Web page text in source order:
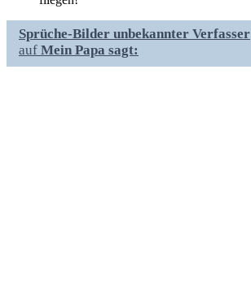
Sprüche-Bilder unbekannter Verfasser
auf Mein Papa sagt: